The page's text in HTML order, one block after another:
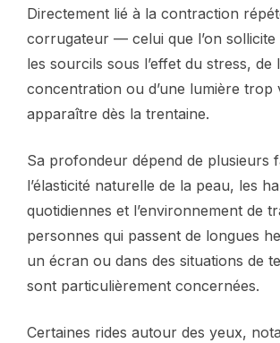
Directement lié à la contraction
corrugateur — celui que l’on
les sourcils sous l’effet du stress, de
concentration ou d’une lumière
apparaître dès la trentaine.
Sa profondeur dépend de plusieurs
l’élasticité naturelle de la peau, les
quotidiennes et l’environnement de
personnes qui passent de longues
un écran ou dans des situations de
sont particulièrement concernées.
Certaines rides autour des yeux,